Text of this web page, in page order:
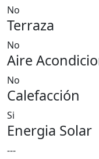
No
Terraza
No
Aire
No
Calefacción
Si
Energia Solar
---